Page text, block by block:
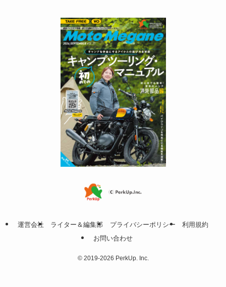
運営会社 ライター＆編集部 プライバシーポリシー
利用規約
お問い合わせ
©2019-2026 PerkUp. Inc.